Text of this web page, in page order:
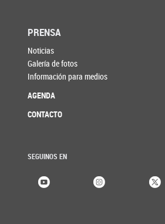
PRENSA
Noticias
Galería de fotos
Información para medios
AGENDA
CONTACTO
SEGUINOS EN